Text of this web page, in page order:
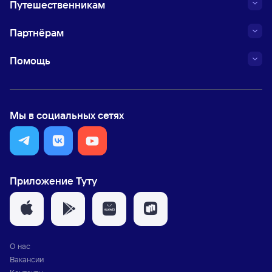
Путешественникам
Партнёрам
Помощь
Мы в социальных сетях
Приложение Туту
О нас
Вакансии